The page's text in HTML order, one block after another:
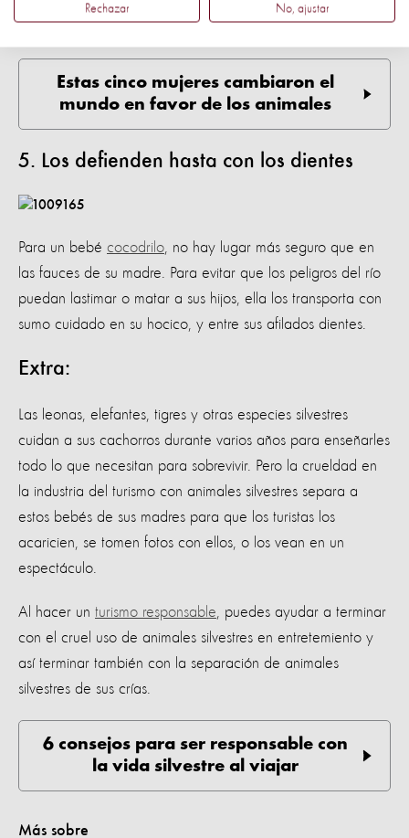
materna, y perdiendo todo el peso que subió.
Estas cinco mujeres cambiaron el
mundo en favor de los animales
5. Los defienden hasta con los dientes
Para un bebé cocodrilo , no hay lugar más seguro que en
las fauces de su madre. Para evitar que los peligros del río
puedan lastimar o matar a sus hijos, ella los transporta con
sumo cuidado en su hocico, y entre sus afilados dientes.
Extra:
Las leonas, elefantes, tigres y otras especies silvestres
cuidan a sus cachorros durante varios años para enseñarles
todo lo que necesitan para sobrevivir. Pero la crueldad en
la industria del turismo con animales silvestres separa a
estos bebés de sus madres para que los turistas los
acaricien, se tomen fotos con ellos, o los vean en un
espectáculo.
Al hacer un turismo responsable , puedes ayudar a terminar
con el cruel uso de animales silvestres en entretemiento y
así terminar también con la separación de animales
silvestres de sus crías.
6 consejos para ser responsable con
la vida silvestre al viajar
Más sobre
Rechazar No, ajustar